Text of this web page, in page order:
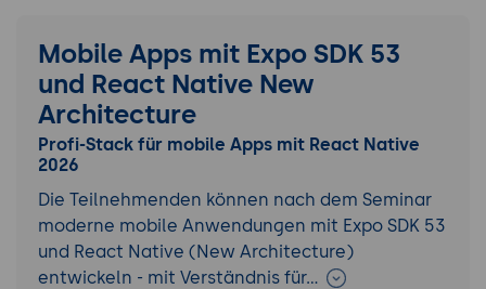
Mobile Apps mit Expo SDK 53
und React Native New
Architecture
Profi-Stack für mobile Apps mit React Native
2026
Die Teilnehmenden können nach dem Seminar
moderne mobile Anwendungen mit Expo SDK 53
und React Native (New Architecture)
entwickeln - mit Verständnis für…